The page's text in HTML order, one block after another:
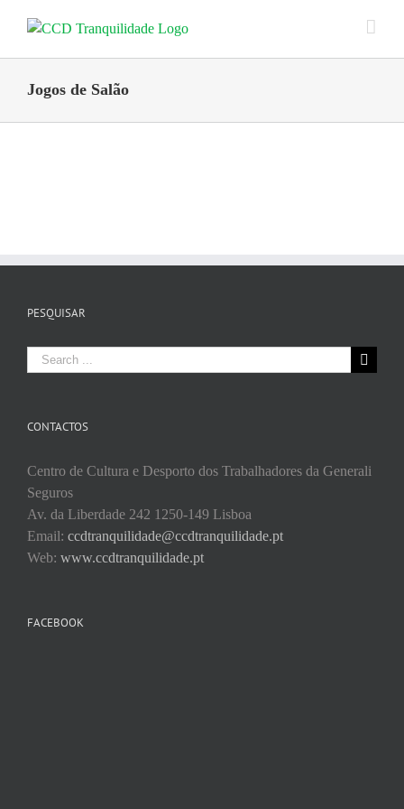
Jogos de Salão
PESQUISAR
Search
for:
CONTACTOS
Centro de Cultura e Desporto dos Trabalhadores da Generali
Seguros
Av. da Liberdade 242 1250-149 Lisboa
Email: ccdtranquilidade@ccdtranquilidade.pt
Web: www.ccdtranquilidade.pt
FACEBOOK